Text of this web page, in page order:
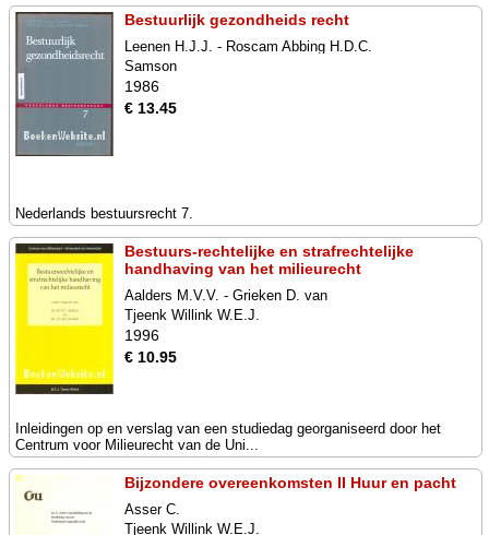
Bestuurlijk gezondheids recht
Leenen H.J.J. - Roscam Abbing H.D.C.
Samson
1986
€ 13.45
Nederlands bestuursrecht 7.
Bestuurs-rechtelijke en strafrechtelijke
handhaving van het milieurecht
Aalders M.V.V. - Grieken D. van
Tjeenk Willink W.E.J.
1996
€ 10.95
Inleidingen op en verslag van een studiedag georganiseerd door het
Centrum voor Milieurecht van de Uni...
Bijzondere overeenkomsten II Huur en pacht
Asser C.
Tjeenk Willink W.E.J.